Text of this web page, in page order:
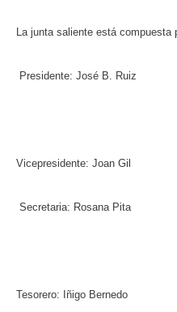
La junta saliente está compuesta
Presidente: José B. Ruiz
Vicepresidente: Joan Gil
Secretaria: Rosana Pita
Tesorero: Iñigo Bernedo